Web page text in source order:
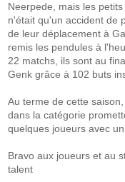
Neerpede, mais les
n'était qu'un accident de
de leur déplacement à
remis les pendules à
22 matchs, ils sont au
Genk grâce à 102 buts
Au terme de cette
dans la catégorie
quelques joueurs avec
Bravo aux joueurs et au
talent